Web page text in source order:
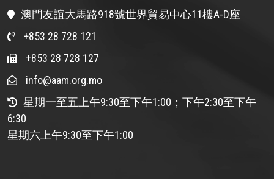
澳門友誼大馬路918號世界貿易中心11樓A-D座
+853 28 728 121
+853 28 728 127
info@aam.org.mo
星期一至五上午9:30至下午1:00；下午2:30至下午
6:30
星期六上午9:30至下午1:00